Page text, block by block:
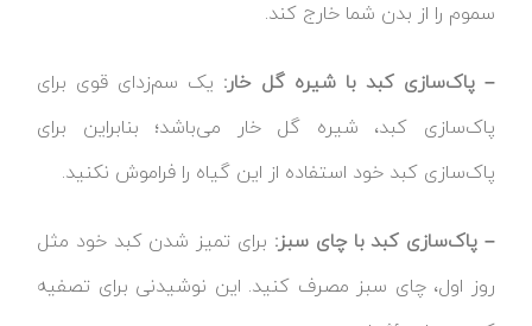
سموم را از بدن شما خارج کند.
– پاک‌سازی کبد با شیره گل خار: یک سم‌زدای قوی برای
پاک‌سازی کبد، شیره گل خار می‌باشد؛ بنابراین برای
پاک‌سازی کبد خود استفاده از این گیاه را فراموش نکنید.
– پاک‌سازی کبد با چای سبز: برای تمیز شدن کبد خود مثل
روز اول، چای سبز مصرف کنید. این نوشیدنی برای تصفیه